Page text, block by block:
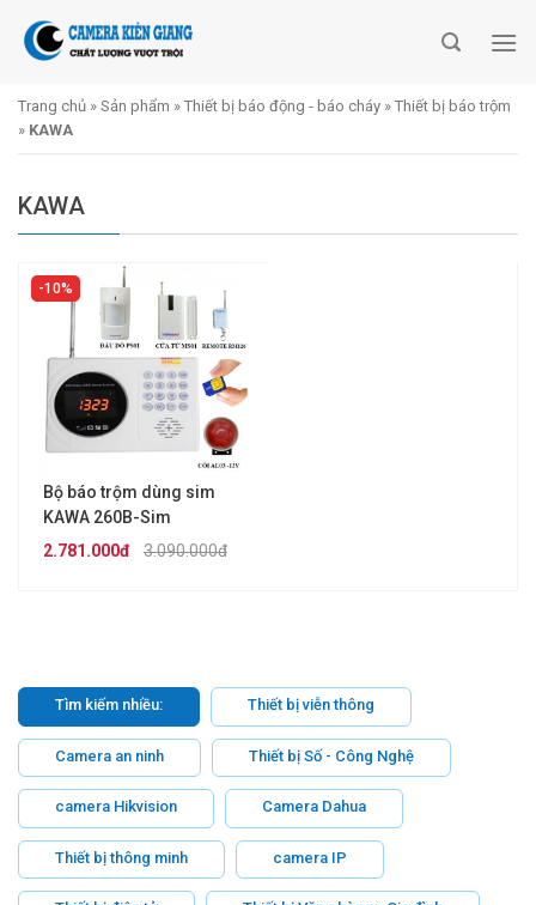
Trang chủ » Sản phẩm » Thiết bị báo động - báo cháy » Thiết bị báo trộm
» KAWA
KAWA
10%
Bộ báo trộm dùng sim
KAWA 260B-Sim
3.090.000đ
2.781.000đ
Tìm kiếm nhiều: Thiết bị viễn thông
Camera an ninh Thiết bị Số - Công Nghệ
camera Hikvision Camera Dahua
Thiết bị thông minh camera IP